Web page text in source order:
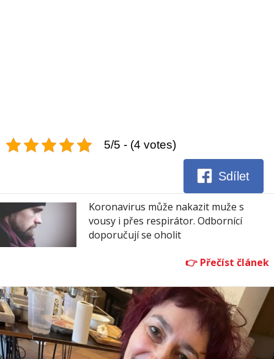
5/5 - (4 votes)
Sdílet
Koronavirus může nakazit muže s
vousy i přes respirátor. Odbornící
doporučují se oholit